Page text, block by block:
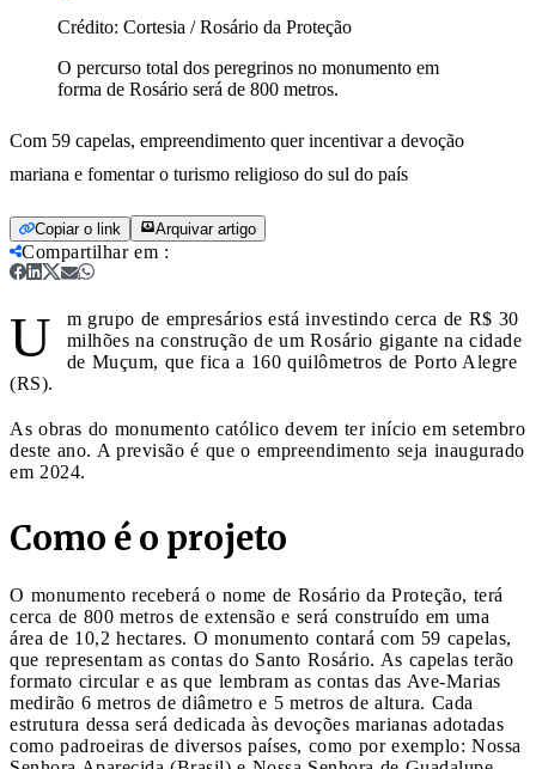
Crédito: Cortesia / Rosário da Proteção
O percurso total dos peregrinos no monumento em
forma de Rosário será de 800 metros.
Com 59 capelas, empreendimento quer incentivar a devoção
mariana e fomentar o turismo religioso do sul do país
Copiar o link Arquivar artigo
Compartilhar em :
U
m grupo de empresários está investindo cerca de R$ 30
milhões na construção de um Rosário gigante na cidade
de Muçum, que fica a 160 quilômetros de Porto Alegre
(RS).
As obras do monumento católico devem ter início em setembro
deste ano. A previsão é que o empreendimento seja inaugurado
em 2024.
Como é o projeto
O monumento receberá o nome de Rosário da Proteção, terá
cerca de 800 metros de extensão e será construído em uma
área de 10,2 hectares. O monumento contará com 59 capelas,
que representam as contas do Santo Rosário. As capelas terão
formato circular e as que lembram as contas das Ave-Marias
medirão 6 metros de diâmetro e 5 metros de altura. Cada
estrutura dessa será dedicada às devoções marianas adotadas
como padroeiras de diversos países, como por exemplo: Nossa